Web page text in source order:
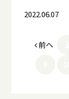
2022.06.07
前へ